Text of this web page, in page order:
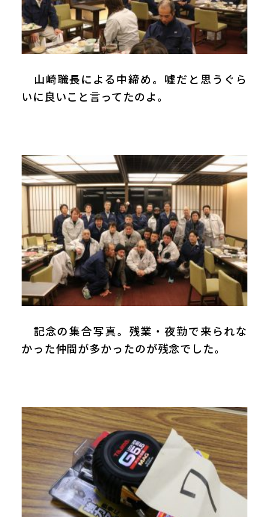
山崎職長による中締め。嘘だと思うぐら
いに良いこと言ってたのよ。
記念の集合写真。残業・夜勤で来られな
かった仲間が多かったのが残念でした。